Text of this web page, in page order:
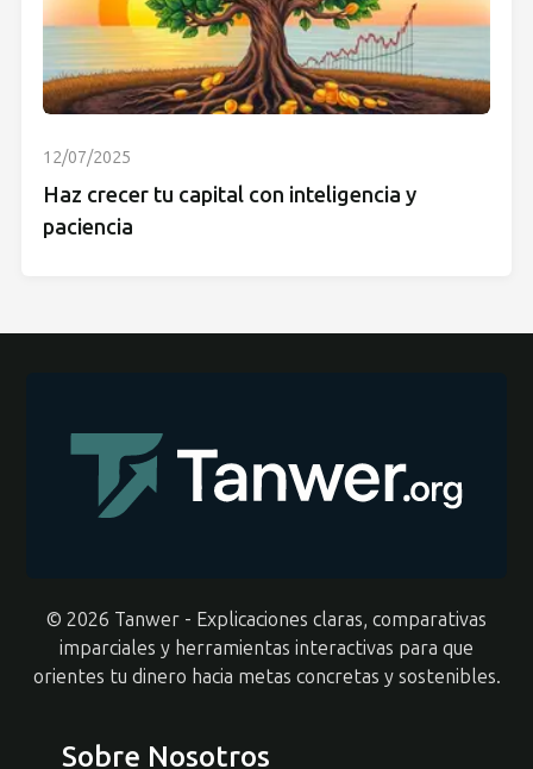
12/07/2025
Haz crecer tu capital con inteligencia y
paciencia
© 2026 Tanwer - Explicaciones claras, comparativas
imparciales y herramientas interactivas para que
orientes tu dinero hacia metas concretas y sostenibles.
Sobre Nosotros